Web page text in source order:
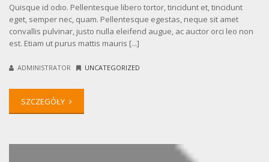
Quisque id odio. Pellentesque libero tortor, tincidunt et, tincidunt
eget, semper nec, quam. Pellentesque egestas, neque sit amet
convallis pulvinar, justo nulla eleifend augue, ac auctor orci leo non
est. Etiam ut purus mattis mauris [...]
ADMINISTRATOR UNCATEGORIZED
SZCZEGÓŁY